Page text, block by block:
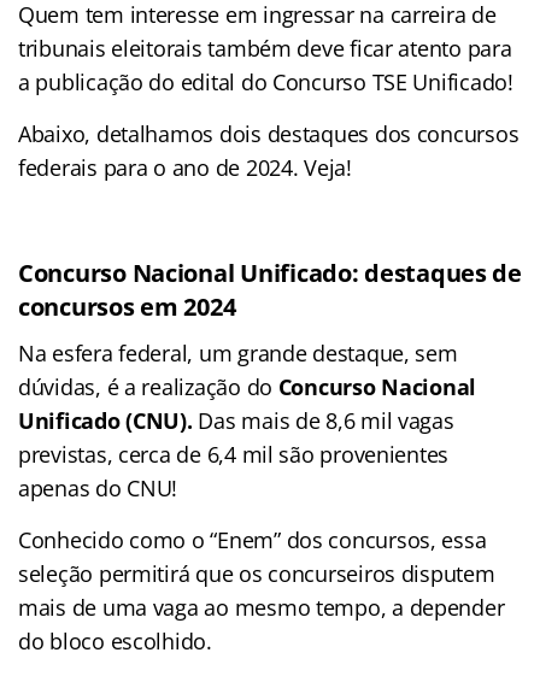
Quem tem interesse em ingressar na carreira de
tribunais eleitorais também deve ficar atento para
a publicação do edital do Concurso TSE Unificado!
Abaixo, detalhamos dois destaques dos concursos
federais para o ano de 2024. Veja!
Concurso Nacional Unificado: destaques de
concursos em 2024
Na esfera federal, um grande destaque, sem
dúvidas, é a realização do Concurso Nacional
Unificado (CNU). Das mais de 8,6 mil vagas
previstas, cerca de 6,4 mil são provenientes
apenas do CNU!
Conhecido como o “Enem” dos concursos, essa
seleção permitirá que os concurseiros disputem
mais de uma vaga ao mesmo tempo, a depender
do bloco escolhido.